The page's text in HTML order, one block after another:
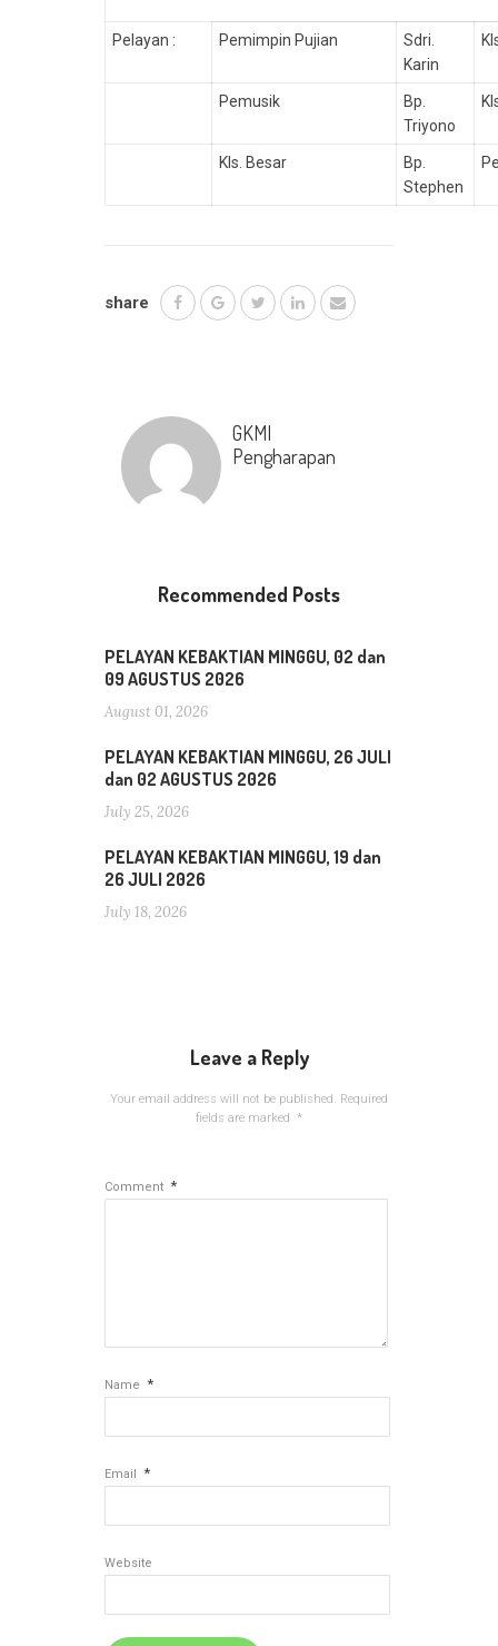
Pelayan : Pemimpin Pujian
Sdri.
Karin
Pemusik
Bp.
Triyono
Kls. Besar
Bp.
Stephen
share
GKMI
Pengharapan
Recommended Posts
PELAYAN KEBAKTIAN MINGGU, 02 dan
09 AGUSTUS 2026
August 01, 2026
PELAYAN KEBAKTIAN MINGGU, 26 JULI
dan 02 AGUSTUS 2026
July 25, 2026
PELAYAN KEBAKTIAN MINGGU, 19 dan
26 JULI 2026
July 18, 2026
Leave a Reply
Your email address will not be published. Required
fields are marked
*
Comment *
Name *
Email *
Website